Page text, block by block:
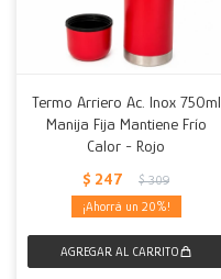
Termo Arriero Ac. Inox 750ml
Manija Fija Mantiene Frío
Calor - Rojo
$ 247 $ 309
20